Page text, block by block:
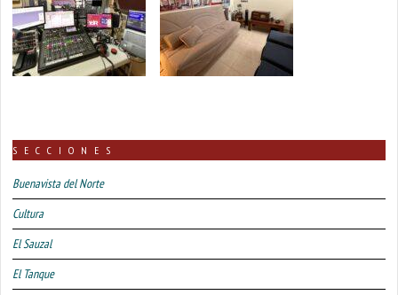
SECCIONES
Buenavista del Norte
Cultura
El Sauzal
El Tanque